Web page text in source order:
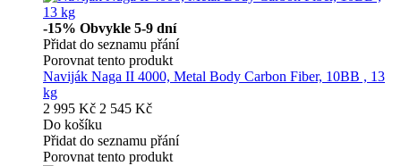
-15% Obvykle 5-9 dní
Přidat do seznamu přání
Porovnat tento produkt
Naviják Naga II 4000, Metal Body Carbon Fiber, 10BB , 13
kg
2 995 Kč 2 545 Kč
Do košíku
Přidat do seznamu přání
Porovnat tento produkt